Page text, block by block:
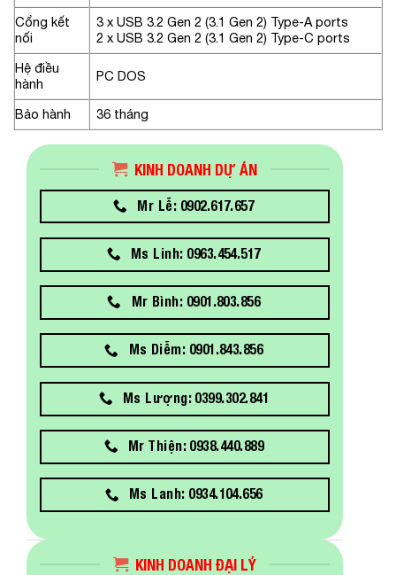
Cổng kết
nối
3 x USB 3.2 Gen 2 (3.1 Gen 2) Type-A ports
2 x USB 3.2 Gen 2 (3.1 Gen 2) Type-C ports
Hệ điều
hành
PC DOS
Bảo hành 36 tháng
KINH DOANH DỰ ÁN
Mr Lễ: 0902.617.657
Ms Linh: 0963.454.517
Mr Bình: 0901.803.856
Ms Diễm: 0901.843.856
Ms Lượng: 0399.302.841
Mr Thiện: 0938.440.889
Ms Lanh: 0934.104.656
KINH DOANH ĐẠI LÝ